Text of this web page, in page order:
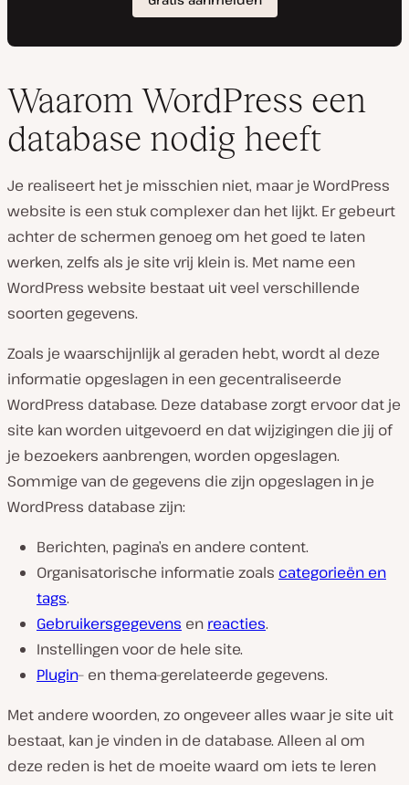
Waarom WordPress een
database nodig heeft
Je realiseert het je misschien niet, maar je WordPress
website is een stuk complexer dan het lijkt. Er gebeurt
achter de schermen genoeg om het goed te laten
werken, zelfs als je site vrij klein is. Met name een
WordPress website bestaat uit veel verschillende
soorten gegevens.
Zoals je waarschijnlijk al geraden hebt, wordt al deze
informatie opgeslagen in een gecentraliseerde
WordPress database. Deze database zorgt ervoor dat je
site kan worden uitgevoerd en dat wijzigingen die jij of
je bezoekers aanbrengen, worden opgeslagen.
Sommige van de gegevens die zijn opgeslagen in je
WordPress database zijn:
Berichten, pagina’s en andere content.
Organisatorische informatie zoals categorieën en
tags.
Gebruikersgegevens en reacties.
Instellingen voor de hele site.
Plugin– en thema-gerelateerde gegevens.
Met andere woorden, zo ongeveer alles waar je site uit
bestaat, kan je vinden in de database. Alleen al om
deze reden is het de moeite waard om iets te leren